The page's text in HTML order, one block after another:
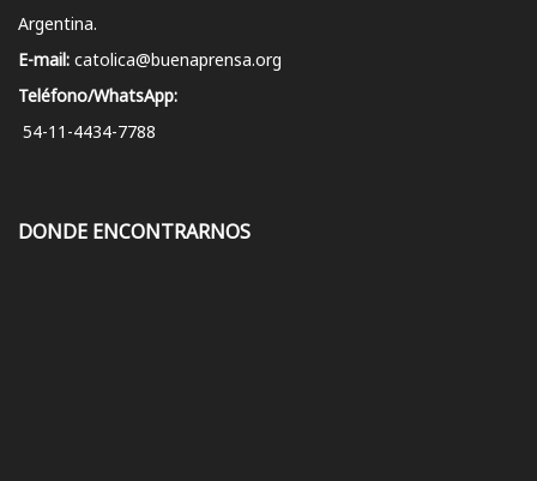
Argentina.
E-mail: catolica@buenaprensa.org
Teléfono/WhatsApp:
54-11-4434-7788
DONDE ENCONTRARNOS